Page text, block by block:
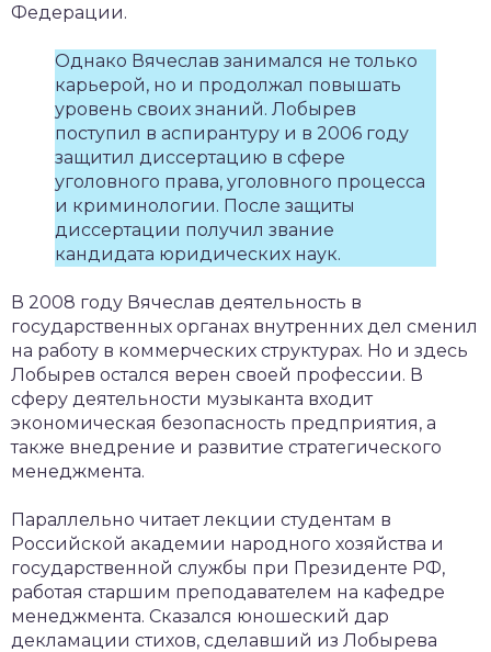
Федерации.
Однако Вячеслав занимался не только
карьерой, но и продолжал повышать
уровень своих знаний. Лобырев
поступил в аспирантуру и в 2006 году
защитил диссертацию в сфере
уголовного права, уголовного процесса
и криминологии. После защиты
диссертации получил звание
кандидата юридических наук.
В 2008 году Вячеслав деятельность в
государственных органах внутренних дел сменил
на работу в коммерческих структурах. Но и здесь
Лобырев остался верен своей профессии. В
сферу деятельности музыканта входит
экономическая безопасность предприятия, а
также внедрение и развитие стратегического
менеджмента.
Параллельно читает лекции студентам в
Российской академии народного хозяйства и
государственной службы при Президенте РФ,
работая старшим преподавателем на кафедре
менеджмента. Сказался юношеский дар
декламации стихов, сделавший из Лобырева